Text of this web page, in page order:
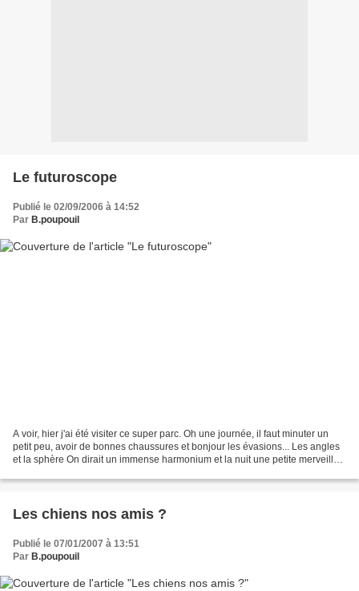
Le futuroscope
Publié le 02/09/2006 à 14:52
Par B.poupouil
A voir, hier j'ai été visiter ce super parc. Oh une journée, il faut minuter un
petit peu, avoir de bonnes chaussures et bonjour les évasions... Les angles
et la sphère On dirait un immense harmonium et la nuit une petite merveille
Les chiens nos amis ?
Publié le 07/01/2007 à 13:51
Par B.poupouil